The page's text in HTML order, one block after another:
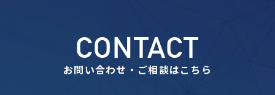
CONTACT
お問い合わせ・ご相談はこちら